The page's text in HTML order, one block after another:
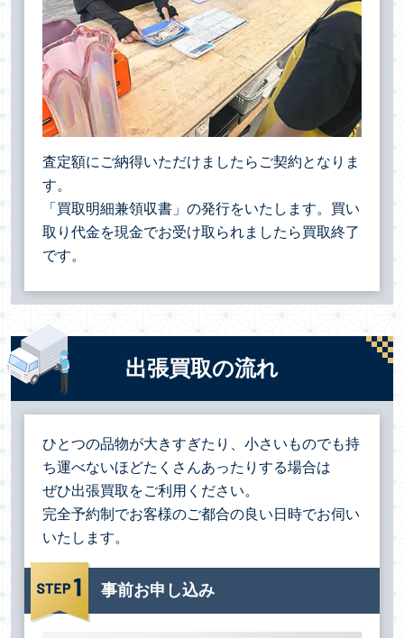
査定額にご納得いただけましたらご契約となりま
す。
「買取明細兼領収書」の発行をいたします。買い
取り代金を現金でお受け取られましたら買取終了
です。
出張買取の流れ
ひとつの品物が大きすぎたり、小さいものでも持
ち運べないほどたくさんあったりする場合は
ぜひ出張買取をご利用ください。
完全予約制でお客様のご都合の良い日時でお伺い
いたします。
事前お申し込み